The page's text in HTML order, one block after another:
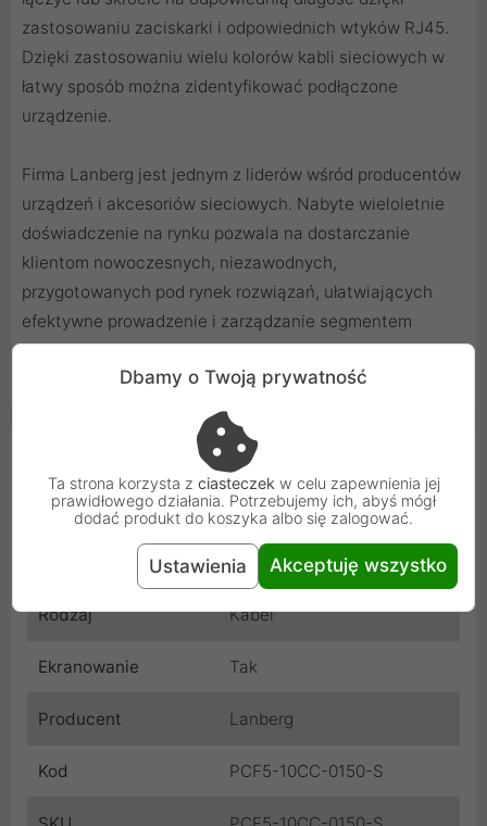
zastosowaniu zaciskarki i odpowiednich wtyków RJ45.
Dzięki zastosowaniu wielu kolorów kabli sieciowych w
łatwy sposób można zidentyfikować podłączone
urządzenie.
Firma Lanberg jest jednym z liderów wśród producentów
urządzeń i akcesoriów sieciowych. Nabyte wieloletnie
doświadczenie na rynku pozwala na dostarczanie
klientom nowoczesnych, niezawodnych,
przygotowanych pod rynek rozwiązań, ułatwiających
efektywne prowadzenie i zarządzanie segmentem
sieciowym.
Cechy produktu
Długość 1.5 m
Szary
Rodzaj Kabel
Ekranowanie Tak
Producent Lanberg
Kod PCF5-10CC-0150-S
Dbamy o Twoją prywatność
Ta strona korzysta z ciasteczek w celu zapewnienia jej
prawidłowego działania. Potrzebujemy ich, abyś mógł
dodać produkt do koszyka albo się zalogować.
Ustawienia Akceptuję wszystko